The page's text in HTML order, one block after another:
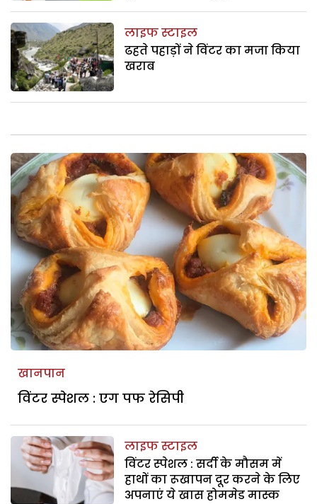
लाइफ स्टाइल
ढहते पहाड़ों ने विंटर का मजा किया
खराब
खानपान
विंटर स्पेशल : एग पफ रेसिपी
लाइफ स्टाइल
विंटर स्पेशल : सर्दी के मौसम में
हाथों का रूखापन दूर करने के लिए
अपनाएं ये खास होममेड मास्क